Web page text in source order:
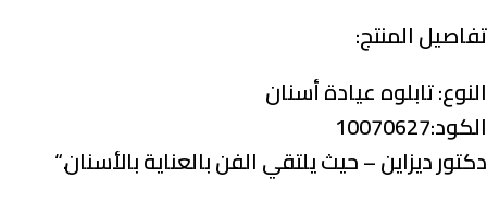
تفاصيل المنتج:
النوع:تابلوه عيادة أسنان
الكود:10070627
دكتور ديزاين – حيث يلتقي الفن بالعناية بالأسنان.“